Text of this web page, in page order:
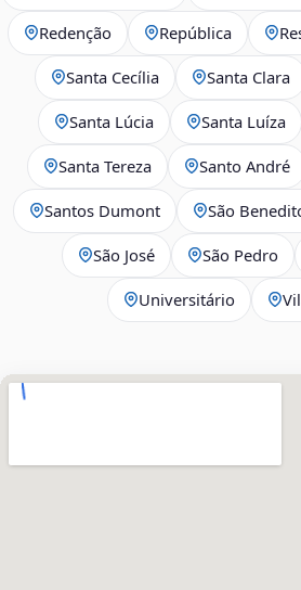
Redenção República
Santa Cecília Santa Clara
Santa Lúcia Santa Luíza
Santa Tereza Santo André
Santos Dumont São
São José São Pedro
Universitário